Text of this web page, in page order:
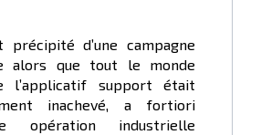
précipité d’une campagne
alors que tout le monde
l’applicatif support était
inachevé, a fortiori
opération industrielle